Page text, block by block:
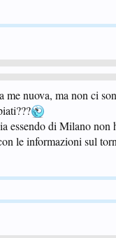
me nuova, ma non ci
essendo di Milano non
le informazioni sul